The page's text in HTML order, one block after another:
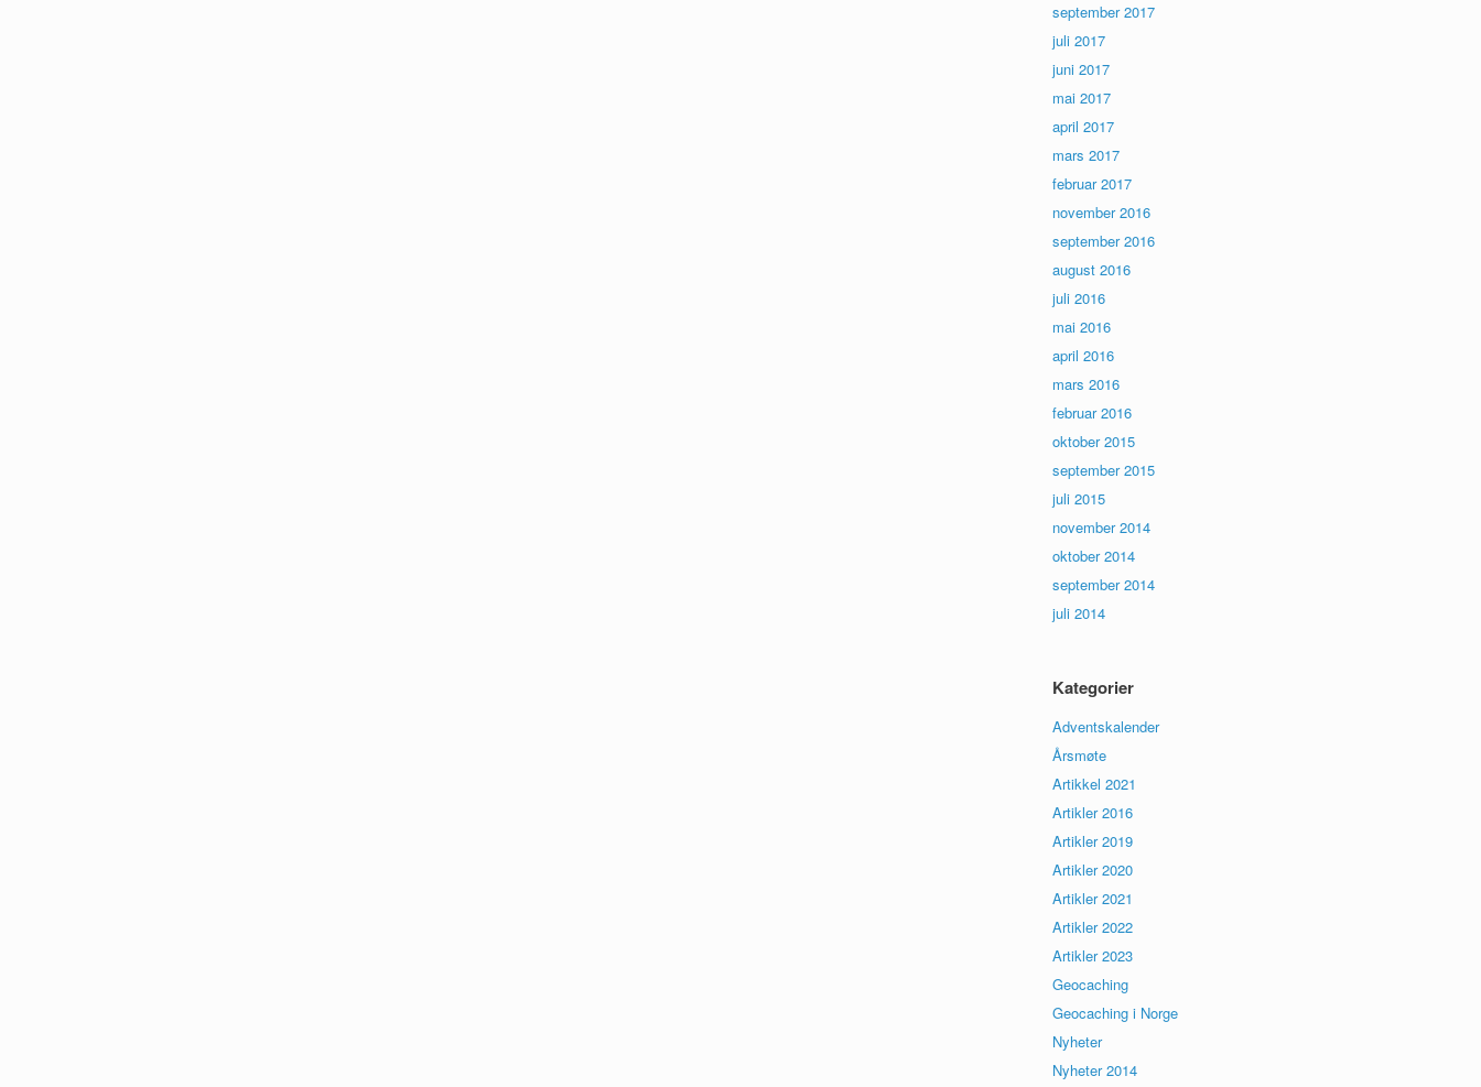
september 2017
juli 2017
juni 2017
mai 2017
april 2017
mars 2017
februar 2017
november 2016
september 2016
august 2016
juli 2016
mai 2016
april 2016
mars 2016
februar 2016
oktober 2015
september 2015
juli 2015
november 2014
oktober 2014
september 2014
juli 2014
Kategorier
Adventskalender
Årsmøte
Artikkel 2021
Artikler 2016
Artikler 2019
Artikler 2020
Artikler 2021
Artikler 2022
Artikler 2023
Geocaching
Geocaching i Norge
Nyheter
Nyheter 2014